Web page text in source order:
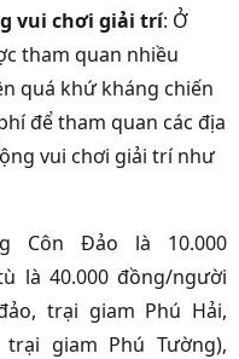
vui chơi giải trí: Ở
tham quan nhiều
quá khứ kháng chiến
để tham quan các địa
vui chơi giải trí như
Côn Đảo là 10.000
là 40.000 đồng/người
trại giam Phú Hải,
giam Phú Tường),